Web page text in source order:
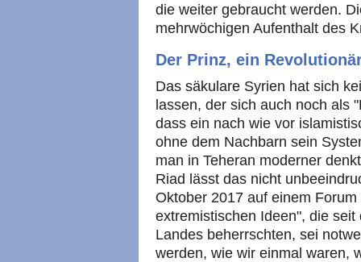
die weiter gebraucht werden.
mehrwöchigen Aufenthalt des
Der Prinz, ein
Das säkulare Syrien hat sich
lassen, der sich auch noch als
dass ein nach wie vor
ohne dem Nachbarn sein
man in Teheran moderner
Riad lässt das nicht
Oktober 2017 auf einem
extremistischen Ideen", die
Landes beherrschten, sei
werden, wie wir einmal waren,